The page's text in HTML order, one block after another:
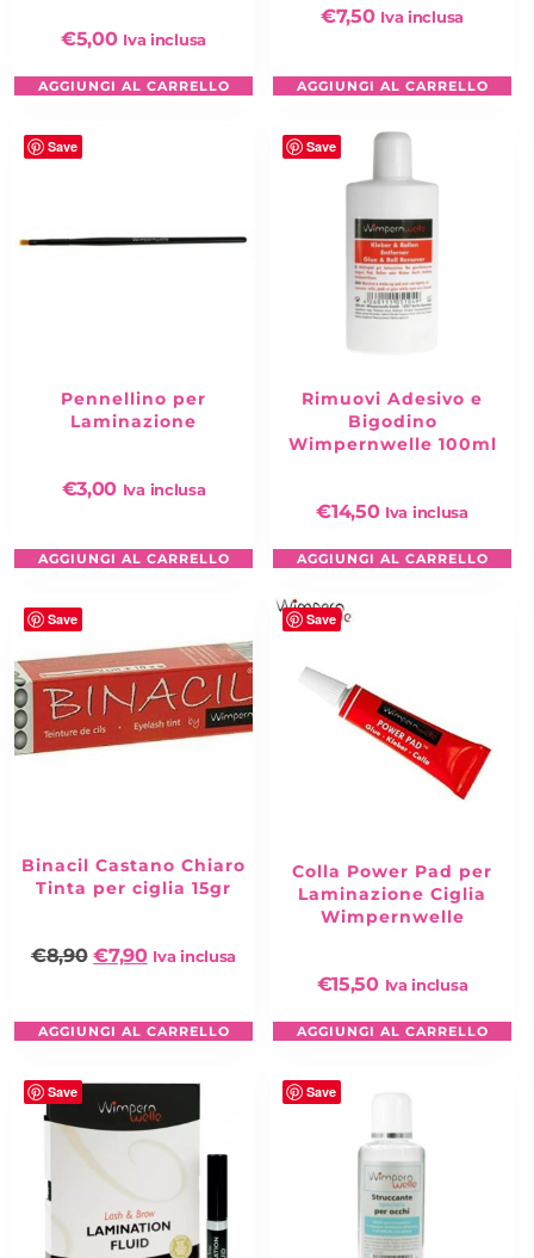
€5,00 Iva inclusa
AGGIUNGI AL CARRELLO
€7,50 Iva inclusa
AGGIUNGI AL CARRELLO
Save
Pennellino per
Laminazione
€3,00 Iva inclusa
AGGIUNGI AL CARRELLO
Save
Rimuovi Adesivo e
Bigodino
Wimpernwelle 100ml
€14,50 Iva inclusa
AGGIUNGI AL CARRELLO
Save
Binacil Castano Chiaro
Tinta per ciglia 15gr
€8,90 €7,90 Iva inclusa
AGGIUNGI AL CARRELLO
Save
Colla Power Pad per
Laminazione Ciglia
Wimpernwelle
€15,50 Iva inclusa
AGGIUNGI AL CARRELLO
Save Save